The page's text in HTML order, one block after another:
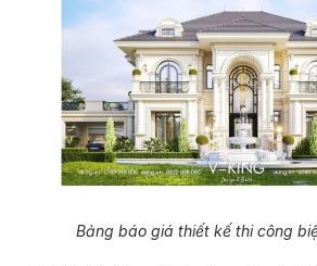
Bảng báo giá thiết kế thi công